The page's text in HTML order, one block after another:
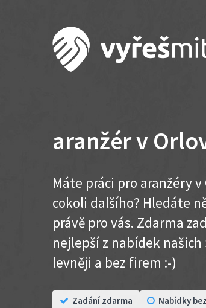
aranžér v
Máte práci pro aranžéry
cokoli dalšího? Hledáte
právě pro vás. Zdarma
nejlepší z nabídek
levněji a bez firem :-)
Zadání zdarma Nabídky